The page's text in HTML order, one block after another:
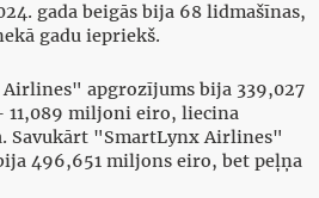
gada beigās bija 68 lidmašīnas,
gadu iepriekš.
apgrozījums bija 339,027
miljoni eiro, liecina
Savukārt "SmartLynx Airlines"
496,651 miljons eiro, bet peļņa